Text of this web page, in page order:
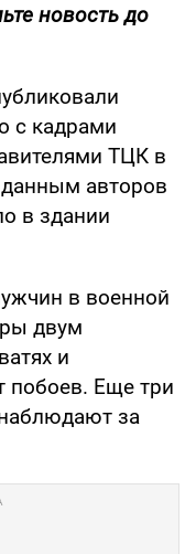
новость до
с кадрами
ТЦК в
авторов
в здании
в военной
двум
и
Еще три
за